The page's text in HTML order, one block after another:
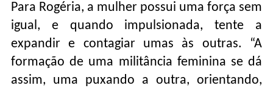
Para Rogéria, a mulher possui uma força sem
igual, e quando impulsionada, tente a
expandir e contagiar umas às outras. “A
formação de uma militância feminina se dá
assim, uma puxando a outra, orientando,